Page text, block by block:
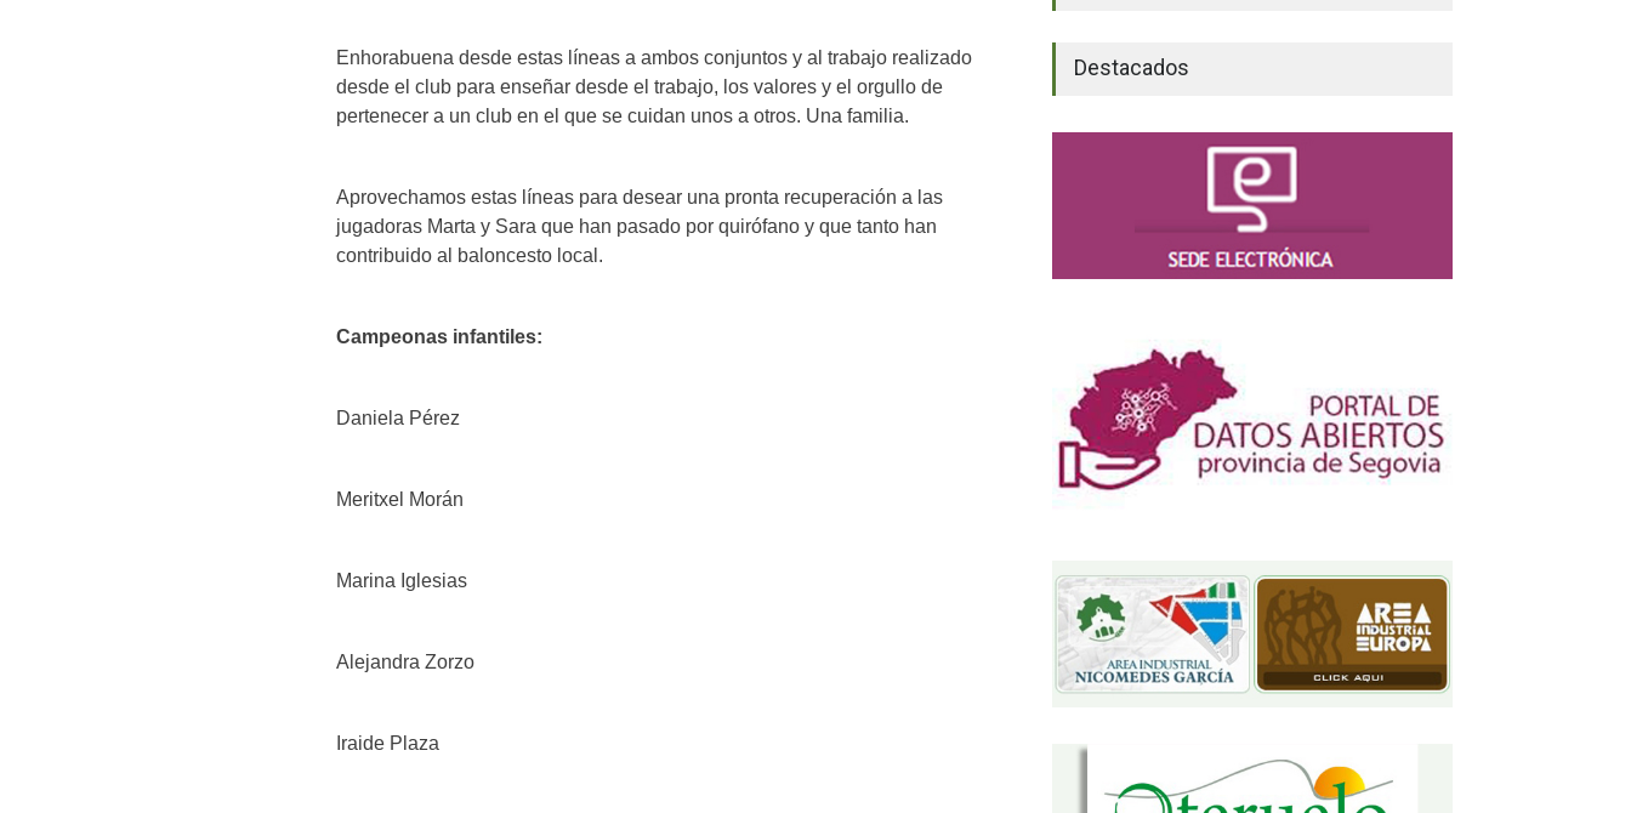
Enhorabuena desde estas líneas a ambos conjuntos y al trabajo realizado
desde el club para enseñar desde el trabajo, los valores y el orgullo de
pertenecer a un club en el que se cuidan unos a otros. Una familia.
Aprovechamos estas líneas para desear una pronta recuperación a las
jugadoras Marta y Sara que han pasado por quirófano y que tanto han
contribuido al baloncesto local.
Campeonas infantiles:
Daniela Pérez
Meritxel Morán
Marina Iglesias
Alejandra Zorzo
Iraide Plaza
Destacados